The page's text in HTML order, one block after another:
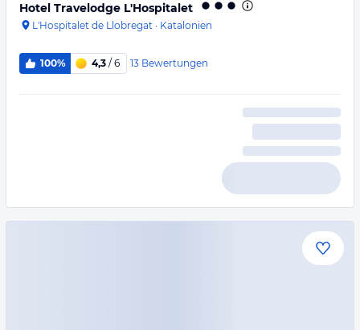
Hotel Travelodge L'Hospitalet
L'Hospitalet de Llobregat · Katalonien
100% 4,3 / 6 13 Bewertungen